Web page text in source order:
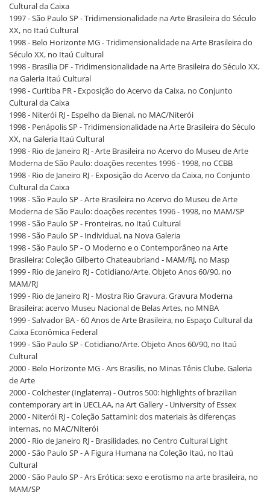
Cultural da Caixa
1997 - São Paulo SP - Tridimensionalidade na Arte Brasileira do Século
XX, no Itaú Cultural
1998 - Belo Horizonte MG - Tridimensionalidade na Arte Brasileira do
Século XX, no Itaú Cultural
1998 - Brasília DF - Tridimensionalidade na Arte Brasileira do Século XX,
na Galeria Itaú Cultural
1998 - Curitiba PR - Exposição do Acervo da Caixa, no Conjunto
Cultural da Caixa
1998 - Niterói RJ - Espelho da Bienal, no MAC/Niterói
1998 - Penápolis SP - Tridimensionalidade na Arte Brasileira do Século
XX, na Galeria Itaú Cultural
1998 - Rio de Janeiro RJ - Arte Brasileira no Acervo do Museu de Arte
Moderna de São Paulo: doações recentes 1996 - 1998, no CCBB
1998 - Rio de Janeiro RJ - Exposição do Acervo da Caixa, no Conjunto
Cultural da Caixa
1998 - São Paulo SP - Arte Brasileira no Acervo do Museu de Arte
Moderna de São Paulo: doações recentes 1996 - 1998, no MAM/SP
1998 - São Paulo SP - Fronteiras, no Itaú Cultural
1998 - São Paulo SP - Individual, na Nova Galeria
1998 - São Paulo SP - O Moderno e o Contemporâneo na Arte
Brasileira: Coleção Gilberto Chateaubriand - MAM/RJ, no Masp
1999 - Rio de Janeiro RJ - Cotidiano/Arte. Objeto Anos 60/90, no
MAM/RJ
1999 - Rio de Janeiro RJ - Mostra Rio Gravura. Gravura Moderna
Brasileira: acervo Museu Nacional de Belas Artes, no MNBA
1999 - Salvador BA - 60 Anos de Arte Brasileira, no Espaço Cultural da
Caixa Econômica Federal
1999 - São Paulo SP - Cotidiano/Arte. Objeto Anos 60/90, no Itaú
Cultural
2000 - Belo Horizonte MG - Ars Brasilis, no Minas Tênis Clube. Galeria
de Arte
2000 - Colchester (Inglaterra) - Outros 500: highlights of brazilian
contemporary art in UECLAA, na Art Gallery - University of Essex
2000 - Niterói RJ - Coleção Sattamini: dos materiais às diferenças
internas, no MAC/Niterói
2000 - Rio de Janeiro RJ - Brasilidades, no Centro Cultural Light
2000 - São Paulo SP - A Figura Humana na Coleção Itaú, no Itaú
Cultural
2000 - São Paulo SP - Ars Erótica: sexo e erotismo na arte brasileira, no
MAM/SP